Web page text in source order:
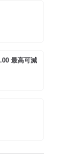
最高可減